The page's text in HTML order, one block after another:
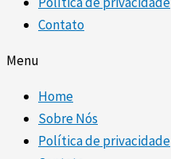
Contato
Menu
Home
Sobre Nós
Política de privacidade